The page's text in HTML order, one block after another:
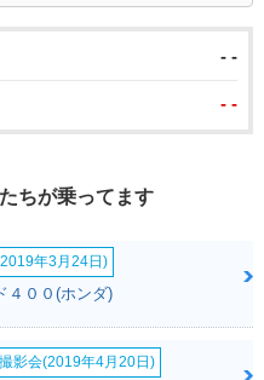
- -
- -
ちが乗ってます
年3月24日)
４００(ホンダ)
影会(2019年4月20日)